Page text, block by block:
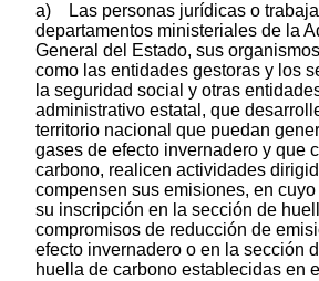
a) Las personas jurídicas o
departamentos ministeriales de la
General del Estado, sus
como las entidades gestoras y los
la seguridad social y otras
administrativo estatal, que
territorio nacional que puedan
gases de efecto invernadero y que
carbono, realicen actividades
compensen sus emisiones, en
su inscripción en la sección de
compromisos de reducción de
efecto invernadero o en la sección
huella de carbono establecidas en